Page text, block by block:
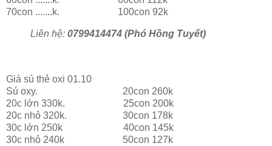
70con .......k. 100con 92k
Liên hệ: 0799414474 (Phó Hồng Tuyết)
Giá sú thẻ oxi 01.10
Sú oxy. 20con 260k
20c lớn 330k. 25con 200k
20c nhỏ 320k. 30con 178k
30c lớn 250k 40con 145k
30c nhỏ 240k 50con 127k